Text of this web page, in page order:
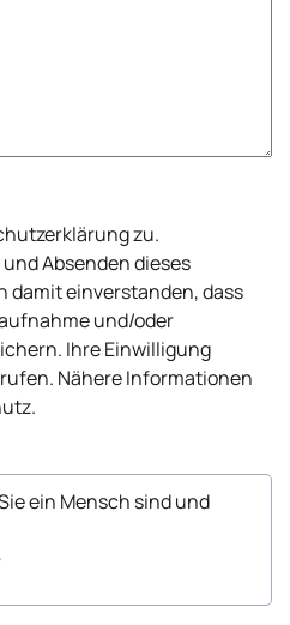
zu.
Absenden dieses
damit einverstanden, dass
und/oder
Ihre Einwilligung
Nähere Informationen
ein Mensch sind und